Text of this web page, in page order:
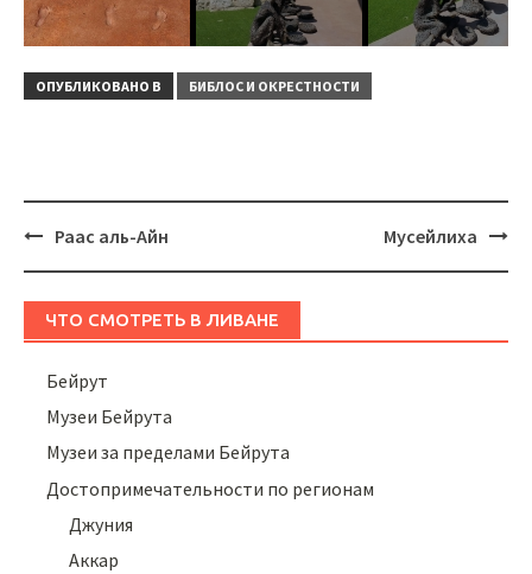
ОПУБЛИКОВАНО В БИБЛОС И ОКРЕСТНОСТИ
Навигация
Раас аль-Айн Мусейлиха
ЧТО СМОТРЕТЬ В ЛИВАНЕ
Бейрут
Музеи Бейрута
Музеи за пределами Бейрута
Достопримечательности по регионам
Джуния
Аккар